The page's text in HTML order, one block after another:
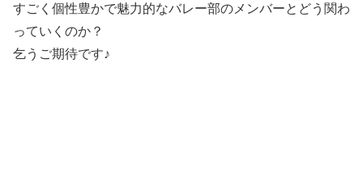
すごく個性豊かで魅力的なバレー部のメンバーとどう関わ
っていくのか？
乞うご期待です♪